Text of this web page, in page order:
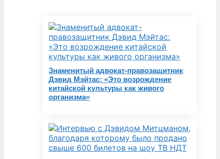
Знаменитый адвокат-правозащитник
Дэвид Мэйтас: «Это возрождение
китайской культуры как живого
организма»